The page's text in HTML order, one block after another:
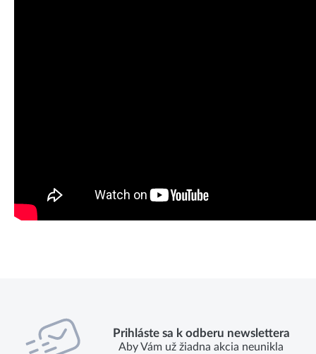
Prihláste sa k odberu newslettera
Aby Vám už žiadna akcia neunikla